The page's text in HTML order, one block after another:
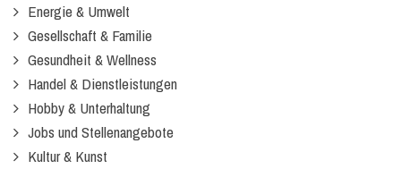
Energie & Umwelt
Gesellschaft & Familie
Gesundheit & Wellness
Handel & Dienstleistungen
Hobby & Unterhaltung
Jobs und Stellenangebote
Kultur & Kunst